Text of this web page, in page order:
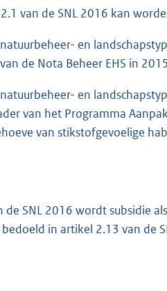
van de SNL 2016 kan
en
de Nota Beheer EHS in
en
van het Programma
van stikstofgevoelige
SNL 2016 wordt subsidie
in artikel 2.13 van de